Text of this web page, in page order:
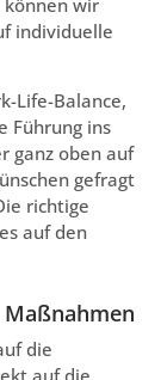
individuelle
Life-Balance,
Führung ins
ganz oben auf
gefragt
richtige
auf den
die